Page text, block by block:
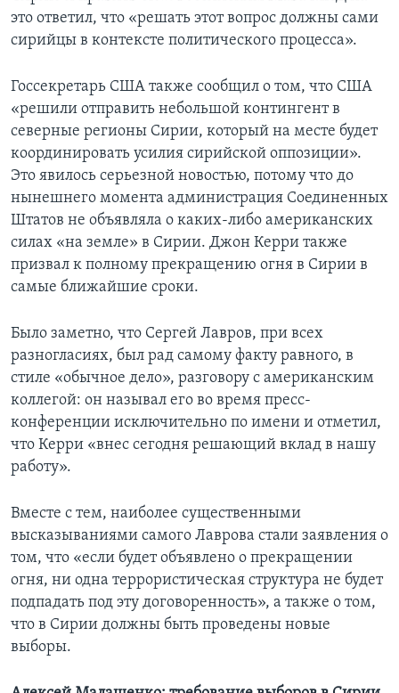
это ответил, что «решать этот вопрос должны сами
сирийцы в контексте политического процесса».
Госсекретарь США также сообщил о том, что США
«решили отправить небольшой контингент в
северные регионы Сирии, который на месте будет
координировать усилия сирийской оппозиции».
Это явилось серьезной новостью, потому что до
нынешнего момента администрация Соединенных
Штатов не объявляла о каких-либо американских
силах «на земле» в Сирии. Джон Керри также
призвал к полному прекращению огня в Сирии в
самые ближайшие сроки.
Было заметно, что Сергей Лавров, при всех
разногласиях, был рад самому факту равного, в
стиле «обычное дело», разговору с американским
коллегой: он называл его во время пресс-
конференции исключительно по имени и отметил,
что Керри «внес сегодня решающий вклад в нашу
работу».
Вместе с тем, наиболее существенными
высказываниями самого Лаврова стали заявления о
том, что «если будет объявлено о прекращении
огня, ни одна террористическая структура не будет
подпадать под эту договоренность», а также о том,
что в Сирии должны быть проведены новые
выборы.